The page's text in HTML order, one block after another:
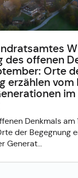
des offenen
Orte
erzählen vom
im
Denkmals am
der Begegnung
Generat...